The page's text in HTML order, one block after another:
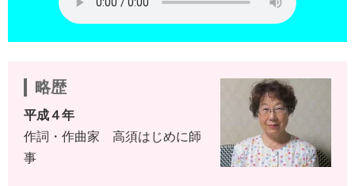
略歴
平成４年
作詞・作曲家 高須はじめに師
事